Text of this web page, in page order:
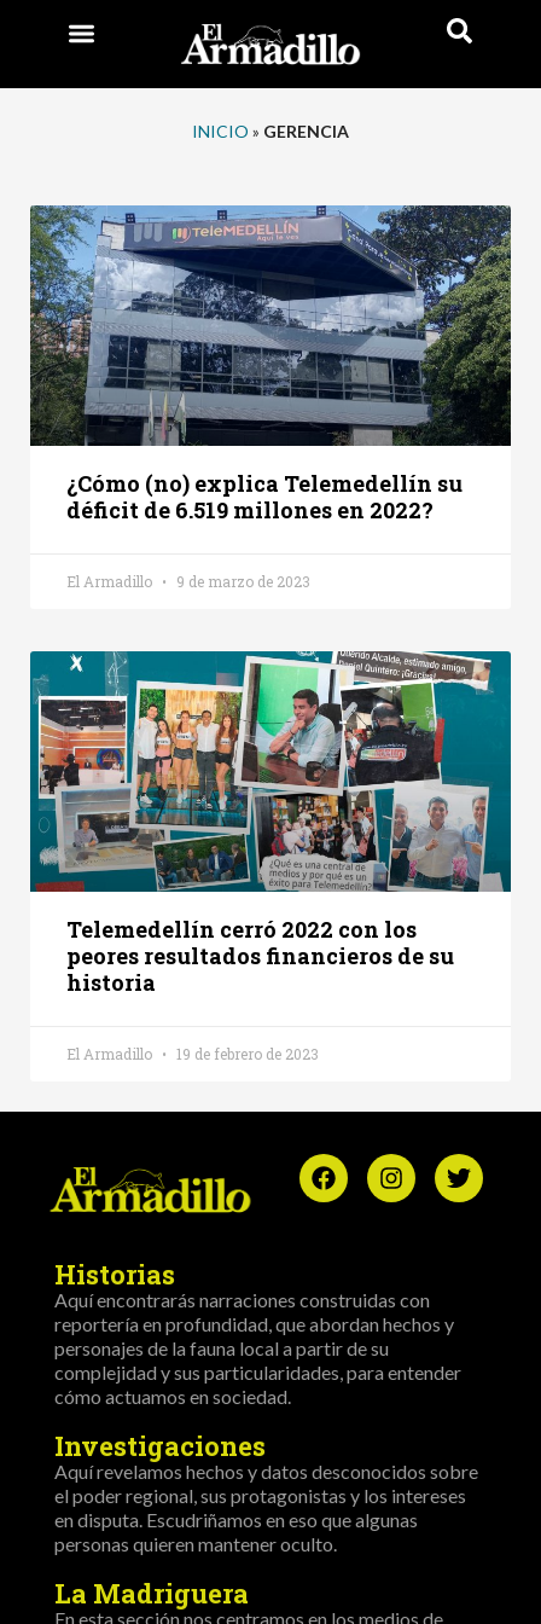
INICIO » GERENCIA
¿Cómo (no) explica Telemedellín su
déficit de 6.519 millones en 2022?
El Armadillo 9 de marzo de 2023
Telemedellín cerró 2022 con los
peores resultados financieros de su
historia
El Armadillo 19 de febrero de 2023
Historias
Aquí encontrarás narraciones construidas con
reportería en profundidad, que abordan hechos y
personajes de la fauna local a partir de su
complejidad y sus particularidades, para entender
cómo actuamos en sociedad.
Investigaciones
Aquí revelamos hechos y datos desconocidos sobre
el poder regional, sus protagonistas y los intereses
en disputa. Escudriñamos en eso que algunas
personas quieren mantener oculto.
La Madriguera
En esta sección nos centramos en los medios de